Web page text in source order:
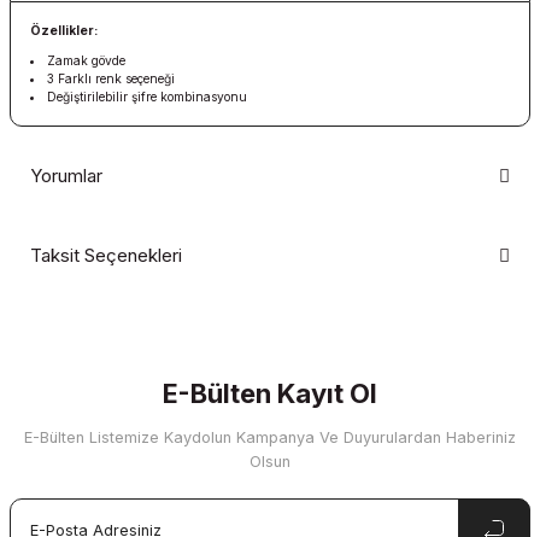
Özellikler:
Zamak gövde
3 Farklı renk seçeneği
Değiştirilebilir şifre kombinasyonu
Yorumlar
Taksit Seçenekleri
E-Bülten Kayıt Ol
E-Bülten Listemize Kaydolun Kampanya Ve Duyurulardan Haberiniz
Olsun